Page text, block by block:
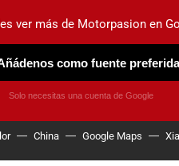
NUEVO
OBSERVATORIO
China Google Maps
ver más de Motorpasion en
como fuente preferida
Solo necesitas una cuenta de Google